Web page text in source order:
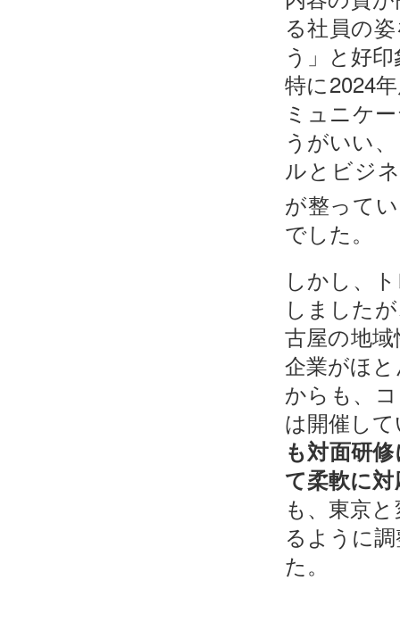
る社員の
う」と好
特に2024
ミュニケ
うがいい
ルとビジ
が整って
でした。
しかし、
しました
古屋の地
企業がほ
からも、
は開催し
も対面研
て柔軟に
も、東京
るように
た。